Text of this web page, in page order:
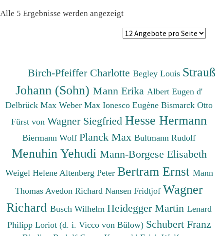
Alle 5 Ergebnisse werden angezeigtNach
sortiert:
Birch-Pfeiffer CharlotteBegley Louis Strauß
Johann (Sohn) Mann Erika Albert Eugen d'
Delbrück Max Weber Max Ionesco Eugène Bismarck Otto
Fürst von Wagner Siegfried Hesse Hermann
Biermann Wolf Planck Max Bultmann Rudolf
Menuhin Yehudi Mann-Borgese Elisabeth
Weigel Helene Altenberg Peter Bertram Ernst Mann
Thomas Avedon Richard Nansen Fridtjof Wagner
Richard Busch Wilhelm Heidegger Martin Lenard
Philipp Loriot (d. i. Vicco von Bülow) Schubert Franz